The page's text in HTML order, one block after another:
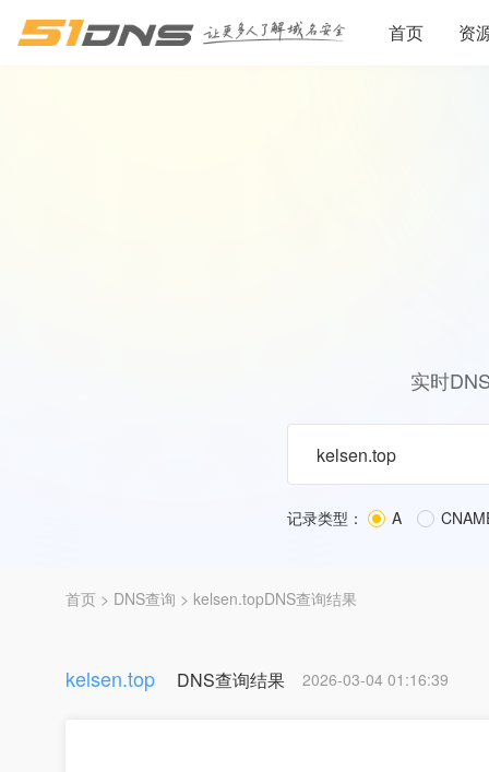
首页 资
实时
记录类型： A
首页 > DNS查询 > kelsen.topDNS查询结果
kelsen.top DNS查询结果 2026-03-04 01:16:39